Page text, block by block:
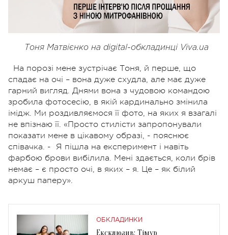
Тоня Матвієнко на digital-обкладинці Viva.ua
На порозі мене зустрічає Тоня, й перше, що
спадає на очі – вона дуже схудла, але має дуже
гарний вигляд. Днями вона з чудовою командою
зробила фотосесію, в якій кардинально змінила
імідж. Ми роздивляємося її фото, на яких я взагалі
не впізнаю її. «Просто стилісти запропонували
показати мене в цікавому образі, - пояснює
співачка. -
Я пішла на експеримент і навіть
фарбою брови вибілила. Мені здається, коли брів
немає – є просто очі, в яких – я. Це – як білий
аркуш паперу».
ОБКЛАДИНКИ
Ексклюзив: Тімур